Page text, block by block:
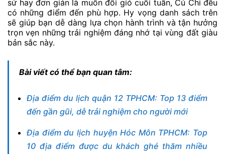
sử hay đơn giản là muốn đổi gió cuối tuần, Củ Chi đều
có những điểm đến phù hợp. Hy vọng danh sách trên
sẽ giúp bạn dễ dàng lựa chọn hành trình và tận hưởng
trọn vẹn những trải nghiệm đáng nhớ tại vùng đất giàu
bản sắc này.
Bài viết có thể bạn quan tâm:
Địa điểm du lịch quận 12 TPHCM: Top 13 điểm
đến gần gũi, dễ trải nghiệm cho người mới
Địa điểm du lịch huyện Hóc Môn TPHCM: Top
10 địa điểm được du khách ghé thăm nhiều